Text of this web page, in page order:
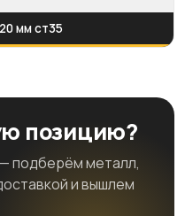
мм ст35
позицию?
подберём металл,
и вышлем